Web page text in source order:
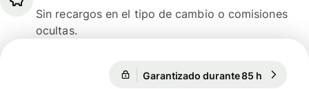
Sin recargos en el tipo de cambio o comisiones
ocultas.
Garantizado durante 85 h